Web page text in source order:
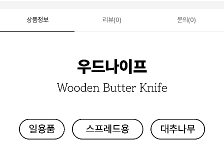
상품정보 리뷰(0) 문의(0)